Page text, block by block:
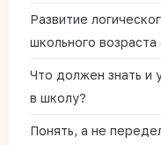
Развитие
школьного
Что должен знать и
в школу?
Понять, а не